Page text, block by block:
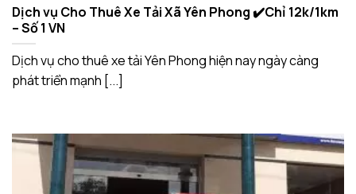
Dịch vụ Cho Thuê Xe Tải Xã Yên Phong ✔️Chỉ 12k/1km
– Số 1 VN
Dịch vụ cho thuê xe tải Yên Phong hiện nay ngày càng
phát triển mạnh [...]